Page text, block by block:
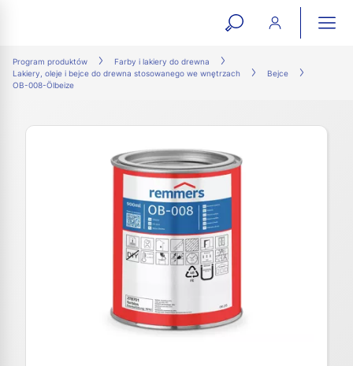
open
Program produktów
Farby i lakiery do drewna
Lakiery, oleje i bejce do drewna stosowanego we wnętrzach
Bejce
OB-008-Ölbeize